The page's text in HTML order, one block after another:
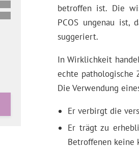
betroffen ist. Die
PCOS ungenau ist,
suggeriert.
In Wirklichkeit
echte pathologische
Die Verwendung
Er verbirgt die
Er trägt zu
Betroffenen keine